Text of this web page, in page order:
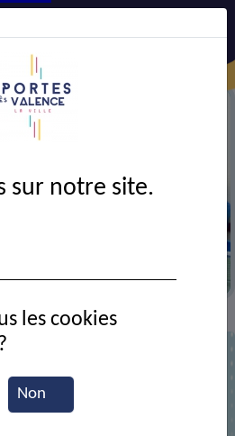
Christine
VEYRET
sur notre site.
Non
les cookies